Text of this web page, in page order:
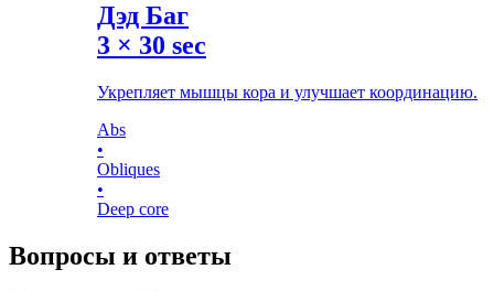
Дэд Баг
3 × 30 sec
Укрепляет мышцы кора и улучшает координацию.
Abs
•
Obliques
•
Deep core
Вопросы и ответы